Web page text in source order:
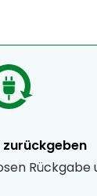
Rückgabe